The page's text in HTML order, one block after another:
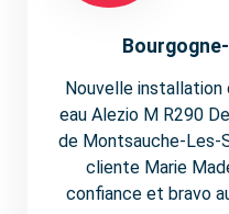
Nouvelle installation
eau Alezio M R290
de Montsauche-Les-
cliente Marie
confiance et bravo